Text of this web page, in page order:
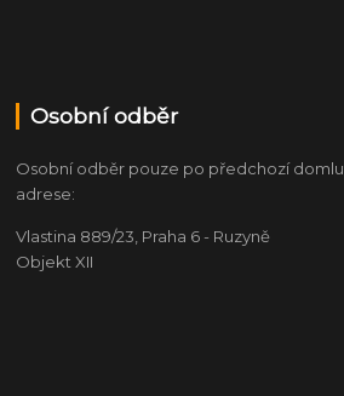
Osobní odběr
Osobní odběr pouze po předchozí
adrese:
Vlastina 889/23, Praha 6 - Ruzyně
Objekt XII